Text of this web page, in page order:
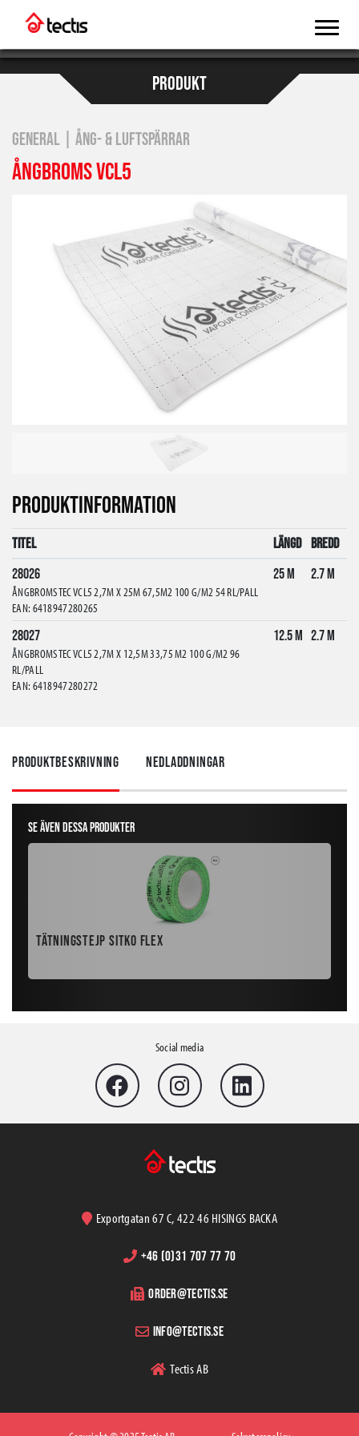
PRODUKT
GENERAL | ÅNG- & LUFTSPÄRRAR
ÅNGBROMS VCL5
PRODUKTINFORMATION
Titel Längd
Bredd
28026
ÅNGBROMS TEC VCL5 2,7M X 25M 67,5M2 100 G/M2 54 RL/PALL
EAN: 6418947280265
25 m 2.7 m
28027
ÅNGBROMS TEC VCL5 2,7M X 12,5M 33,75 M2 100 G/M2 96
RL/PALL
EAN: 6418947280272
12.5 m 2.7 m
Produktbeskrivning Nedladdningar
Se även dessa produkter
Tätningstejp Sitko Flex
Social media
Exportgatan 67 C, 422 46 HISINGS BACKA
+46 (0)31 707 77 70
order@tectis.se
info@tectis.se
Tectis AB